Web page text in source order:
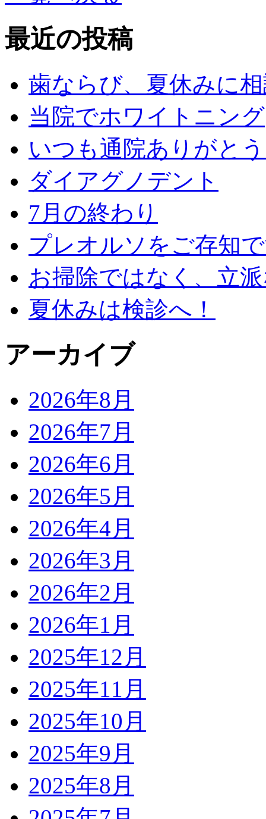
最近の投稿
歯ならび、夏休みに
当院でホワイトニング
いつも通院ありがと
ダイアグノデント
7月の終わり
プレオルソをご存知
お掃除ではなく、立
夏休みは検診へ！
アーカイブ
2026年8月
2026年7月
2026年6月
2026年5月
2026年4月
2026年3月
2026年2月
2026年1月
2025年12月
2025年11月
2025年10月
2025年9月
2025年8月